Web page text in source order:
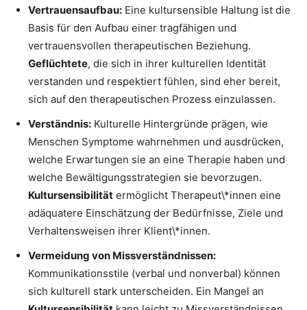
Vertrauensaufbau: Eine kultursensible Haltung ist die
Basis für den Aufbau einer tragfähigen und
vertrauensvollen therapeutischen Beziehung.
Geflüchtete, die sich in ihrer kulturellen Identität
verstanden und respektiert fühlen, sind eher bereit,
sich auf den therapeutischen Prozess einzulassen.
Verständnis: Kulturelle Hintergründe prägen, wie
Menschen Symptome wahrnehmen und ausdrücken,
welche Erwartungen sie an eine Therapie haben und
welche Bewältigungsstrategien sie bevorzugen.
Kultursensibilität ermöglicht Therapeut\*innen eine
adäquatere Einschätzung der Bedürfnisse, Ziele und
Verhaltensweisen ihrer Klient\*innen.
Vermeidung von Missverständnissen:
Kommunikationsstile (verbal und nonverbal) können
sich kulturell stark unterscheiden. Ein Mangel an